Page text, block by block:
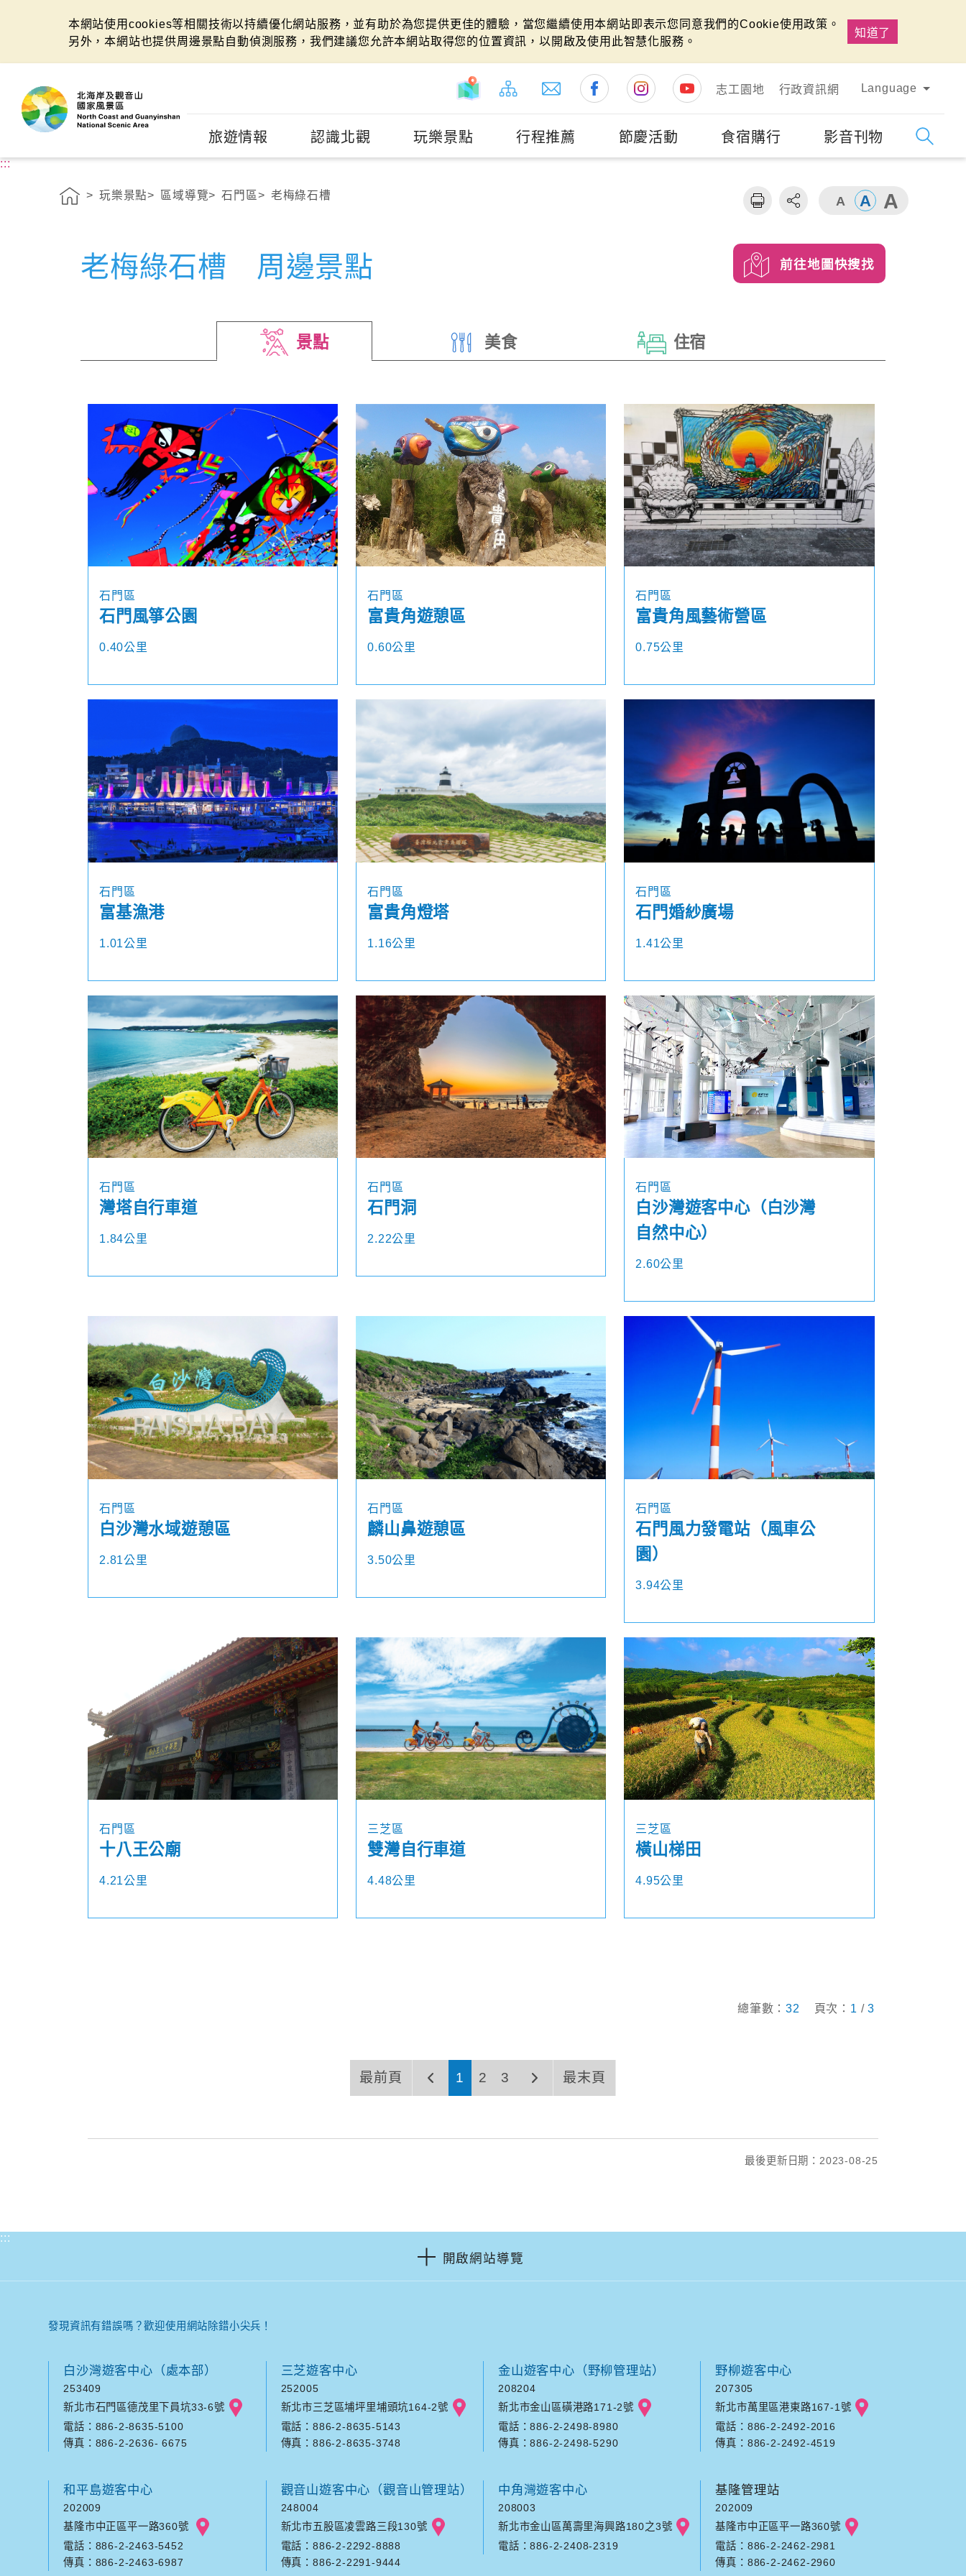
本網站使用cookies等相關技術以持續優化網站服務，並有助於為您提供更佳的體驗，當您繼續使用本網站即表示您同意我們的Cookie使用政策。
另外，本網站也提供周邊景點自動偵測服務，我們建議您允許本網站取得您的位置資訊，以開啟及使用此智慧化服務。
知道了
志工園地
行政資訊網 Language
旅遊情報 認識北觀 玩樂景點 行程推薦 節慶活動 食宿購行 影音刊物
:::
玩樂景點 區域導覽 石門區 老梅綠石槽
老梅綠石槽 周邊景點 前往地圖快搜找
景點 美食 住宿
石門區
石門風箏公園
0.40公里
石門區
富貴角遊憩區
0.60公里
石門區
富貴角風藝術營區
0.75公里
石門區
富基漁港
1.01公里
石門區
富貴角燈塔
1.16公里
石門區
石門婚紗廣場
1.41公里
石門區
灣塔自行車道
1.84公里
石門區
石門洞
2.22公里
石門區
白沙灣遊客中心（白沙灣
自然中心）
2.60公里
石門區
白沙灣水域遊憩區
2.81公里
石門區
麟山鼻遊憩區
3.50公里
石門區
石門風力發電站（風車公
園）
3.94公里
石門區
十八王公廟
4.21公里
三芝區
雙灣自行車道
4.48公里
三芝區
橫山梯田
4.95公里
總筆數：32 頁次： 1 /3
最前頁 1 2 3 最末頁
最後更新日期：2023-08-25
:::
開啟網站導覽
發現資訊有錯誤嗎？歡迎使用網站除錯小尖兵！
白沙灣遊客中心（處本部）
253409
新北市石門區德茂里下員坑33-6號
電話：886-2-8635-5100
傳真：886-2-2636- 6675
三芝遊客中心
252005
新北市三芝區埔坪里埔頭坑164-2號
電話：886-2-8635-5143
傳真：886-2-8635-3748
金山遊客中心（野柳管理站）
208204
新北市金山區磺港路171-2號
電話：886-2-2498-8980
傳真：886-2-2498-5290
野柳遊客中心
207305
新北市萬里區港東路167-1號
電話：886-2-2492-2016
傳真：886-2-2492-4519
和平島遊客中心
202009
基隆市中正區平一路360號
電話：886-2-2463-5452
傳真：886-2-2463-6987
觀音山遊客中心（觀音山管理站）
248004
新北市五股區凌雲路三段130號
電話：886-2-2292-8888
傳真：886-2-2291-9444
中角灣遊客中心
208003
新北市金山區萬壽里海興路180之3號
電話：886-2-2408-2319
基隆管理站
202009
基隆市中正區平一路360號
電話：886-2-2462-2981
傳真：886-2-2462-2960